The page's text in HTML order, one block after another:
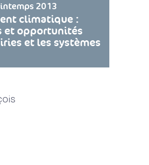
2013
climatique :
et opportunités
et les systèmes